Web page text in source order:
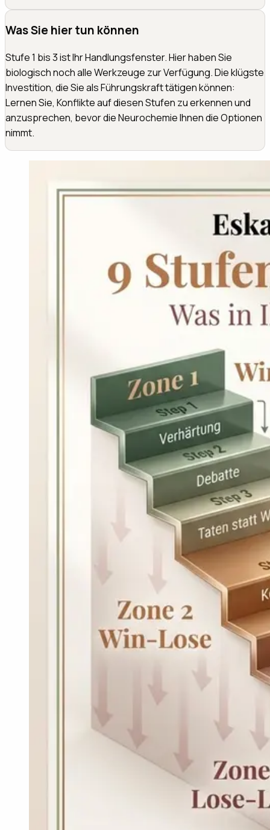
Was Sie hier tun können
Stufe 1 bis 3 ist Ihr Handlungsfenster. Hier haben Sie
biologisch noch alle Werkzeuge zur Verfügung. Die klügste
Investition, die Sie als Führungskraft tätigen können:
Lernen Sie, Konflikte auf diesen Stufen zu erkennen und
anzusprechen, bevor die Neurochemie Ihnen die Optionen
nimmt.